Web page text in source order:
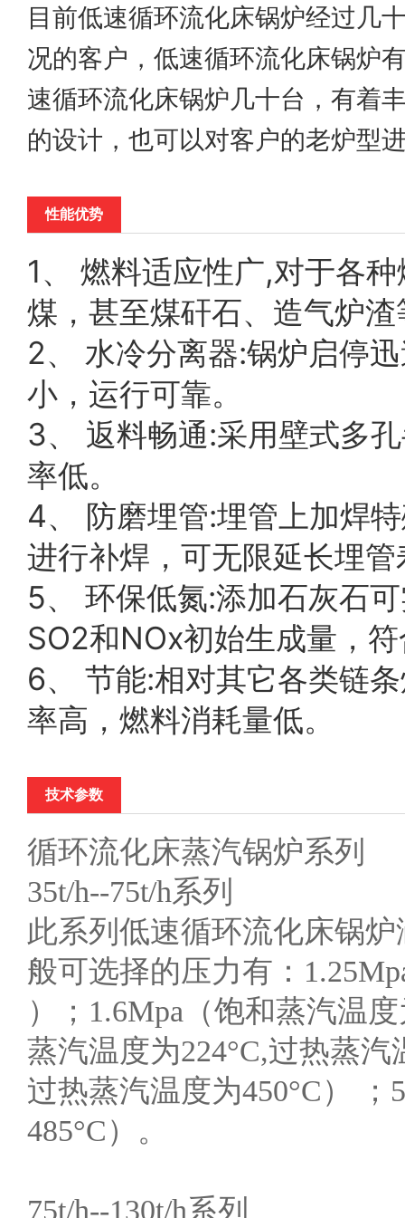
目前低速循环流化床锅炉经过几
况的客户，低速循环流化床锅炉
速循环流化床锅炉几十台，有着
的设计，也可以对客户的老炉型
性能优势
1、 燃料适应性广,对于各
煤，甚至煤矸石、造气炉
2、 水冷分离器:锅炉启停
小，运行可靠。
3、 返料畅通:采用壁式多
率低。
4、 防磨埋管:埋管上加焊
进行补焊，可无限延长埋管
5、 环保低氮:添加石灰石
SO2和NOx初始生成量，
6、 节能:相对其它各类链
率高，燃料消耗量低。
技术参数
循环流化床蒸汽锅炉系列
35t/h--75t/h系列
此系列低速循环流化床锅炉
般可选择的压力有：
）；1.6Mpa（饱和蒸汽温
蒸汽温度为224°C,过热蒸汽
过热蒸汽温度为450°C）
485°C）。
75t/h--130t/h系列